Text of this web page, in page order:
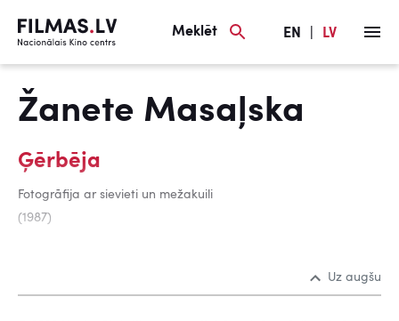
Meklēt EN LV
Žanete Masaļska
Ģērbēja
Fotogrāfija ar sievieti un mežakuili
(1987)
Uz augšu